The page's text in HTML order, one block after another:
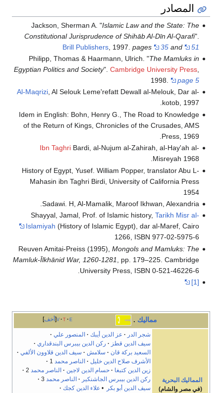
المصادر
Jackson, Sherman A. "Islamic Law and the State: The
Constitutional Jurisprudence of Shihāb Al-Dīn Al-Qarafi".
Brill Publishers, 1997. pages 35 and
51
Philipp, Thomas & Haarmann, Ulrich. "The Mamluks in
Egyptian Politics and Society". Cambridge University Press,
1998.
page 5
Al-Maqrizi, Al Selouk Leme'refatt Dewall al-Melouk, Dar al-
kotob, 1997.
Idem in English: Bohn, Henry G., The Road to Knowledge
of the Return of Kings, Chronicles of the Crusades, AMS
Press, 1969.
Ibn TaghriBardi, al-Nujum al-Zahirah, al-Hay'ah al-
Misreyah 1968.
History of Egypt, Yusef. William Popper, translator Abu L-
Mahasin ibn Taghri Birdi, University of California Press
1954
Sadawi. H, Al-Mamalik, Maroof Ikhwan, Alexandria.
Shayyal, Jamal, Prof. of Islamic history, Tarikh Misr al-
Islamiyah (History of Islamic Egypt), dar al-Maref, Cairo
1266, ISBN 977-02-5975-6
Reuven Amitai-Preiss (1995), Mongols and Mamluks: The
Mamluk-Īlkhānid War, 1260-1281
, pp. 179–225. Cambridge
University Press, ISBN 0-521-46226-6.
[1]
أخف v t e مماليك .
المماليك البحرية
(في مصر والشام)
شجر الدر عز الدين أيبك
المنصور علي
سيف الدين قطز
ركن الدين بيبرس البندقداري
السعيد بركة قان
سلامش
سيف الدين قلاوون الألفي
الأشرف صلاح الدين خليل
الناصر محمد
زين الدين كتبغا
حسام الدين لاجين الناصر محمد
ركن الدين بيبرس الجاشنكير
الناصر محمد
سيف الدين أبو بكر
• علاء الدين كجك